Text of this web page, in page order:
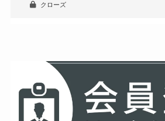
クローズ